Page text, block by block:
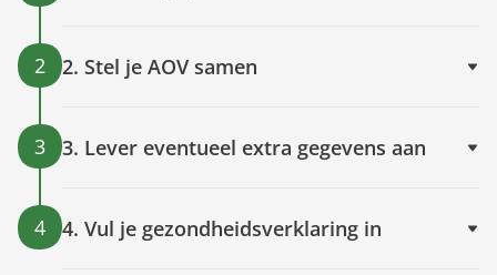
2 2. Stel je AOV samen
3 3. Lever eventueel extra gegevens aan
4 4. Vul je gezondheidsverklaring in